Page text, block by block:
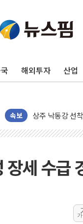
해외투자 산업
속보
평택 진위면 공
포항 블루밸리
[종합] 김민석,
민주당 경북도
김민석, 강원·
[속보] 민주, 강
[속보] 민주, 대
[속보] 민주, 강
세 수급
가